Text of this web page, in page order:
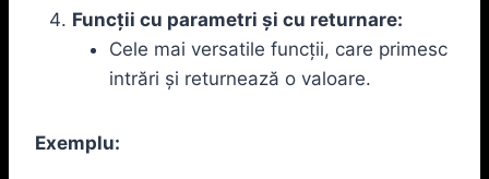
Funcții cu parametri și cu returnare:
Cele mai versatile funcții, care primesc
intrări și returnează o valoare.
Exemplu: